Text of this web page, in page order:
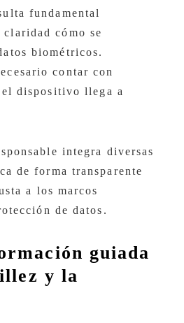
fundamental
cómo se
biométricos.
contar con
dispositivo llega a
integra diversas
de forma transparente
a los marcos
de datos.
guiada
y la